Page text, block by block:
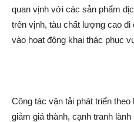
quan vịnh với các sản phẩm
trên vịnh, tàu chất lượng cao
vào hoạt động khai thác phục
Công tác vận tải phát triển
giảm giá thành, cạnh tranh